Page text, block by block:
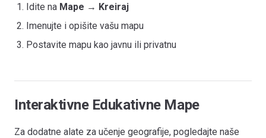
Idite na Mape → Kreiraj
Imenujte i opišite vašu mapu
Postavite mapu kao javnu ili privatnu
Interaktivne Edukativne Mape
Za dodatne alate za učenje geografije, pogledajte naše